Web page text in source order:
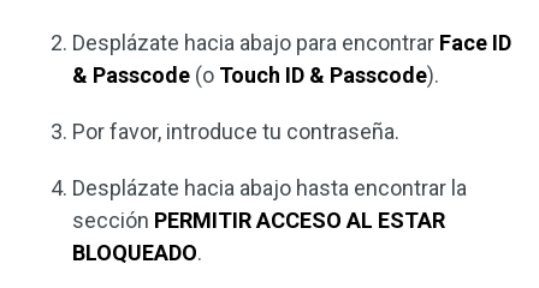
Desplázate hacia abajo para encontrar Face ID
& Passcode (o Touch ID & Passcode).
Por favor, introduce tu contraseña.
Desplázate hacia abajo hasta encontrar la
sección PERMITIR ACCESO AL ESTAR
BLOQUEADO.